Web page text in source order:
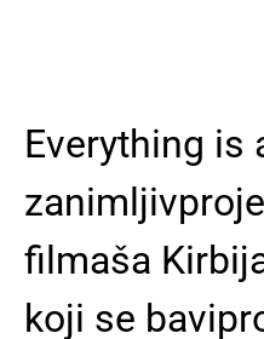
Everything is
filmaša
koji se